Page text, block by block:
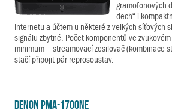
gramofonových
dech“ i
Internetu a účtem u některé z velkých síťových
signálu zbytné. Počet komponentů ve
minimum – streamovací zesilovač (kombinace
stačí připojit pár reprosoustav.
Denon PMA-1700NE